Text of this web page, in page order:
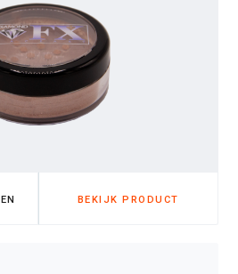
BEKIJK PRODUCT